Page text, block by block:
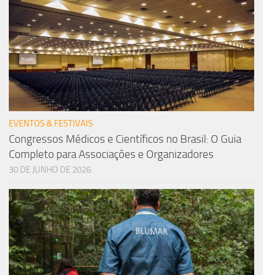
EVENTOS & FESTIVAIS
Congressos Médicos e Científicos no Brasil: O Guia
Completo para Associações e Organizadores
30 DE JUNHO DE 2026